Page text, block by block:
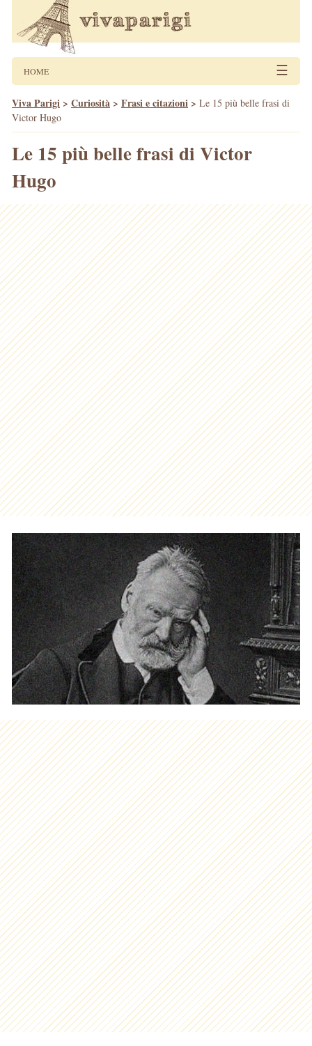
HOME ☰
Viva Parigi > Curiosità > Frasi e citazioni > Le 15 più belle frasi di
Victor Hugo
Le 15 più belle frasi di Victor
Hugo